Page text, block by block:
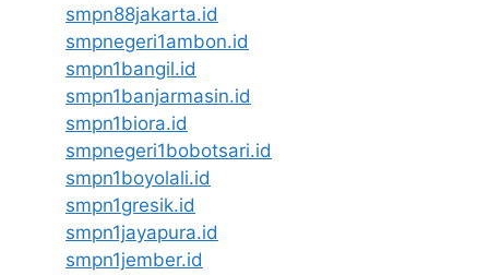
smpn88jakarta.id
smpnegeri1ambon.id
smpn1bangil.id
smpn1banjarmasin.id
smpn1biora.id
smpnegeri1bobotsari.id
smpn1boyolali.id
smpn1gresik.id
smpn1jayapura.id
smpn1jember.id